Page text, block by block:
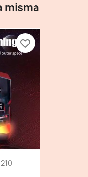
misma
favorite_border